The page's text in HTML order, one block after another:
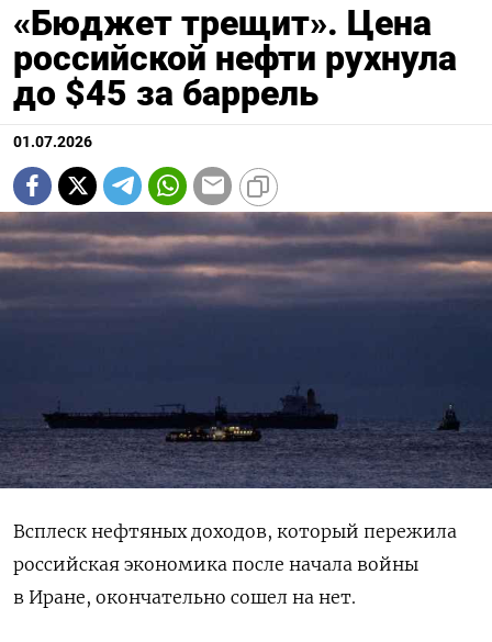
«Бюджет трещит». Цена
российской нефти рухнула
до $45 за баррель
01.07.2026
Всплеск нефтяных доходов, который пережила
российская экономика после начала войны
в Иране, окончательно сошел на нет.